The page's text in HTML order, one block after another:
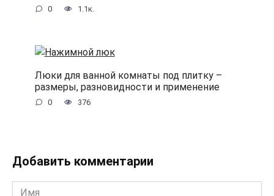
0 1.1к.
Люки для ванной комнаты под плитку –
размеры, разновидности и применение
0 376
Добавить комментарии
Имя